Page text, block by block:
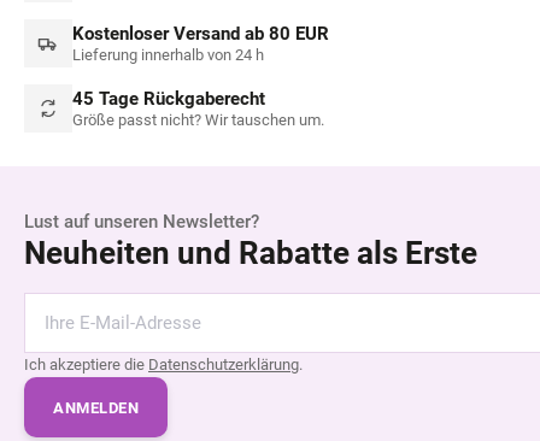
Kostenloser Versand ab 80 EUR
Lieferung innerhalb von 24 h
45 Tage Rückgaberecht
Größe passt nicht? Wir tauschen um.
Lust auf unseren Newsletter?
Neuheiten und Rabatte als Erste
Ich akzeptiere die Datenschutzerklärung.
ANMELDEN